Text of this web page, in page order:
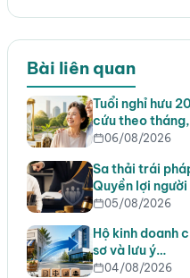
Bài liên quan
Tuổi nghỉ hưu
cứu theo
06/08/2026
Sa thải trái
Quyền lợi
05/08/2026
Hộ kinh doanh
sơ và lưu ý…
04/08/2026